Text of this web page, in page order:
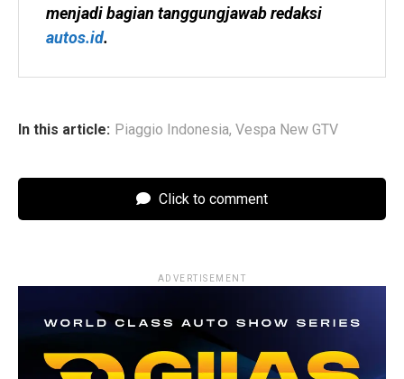
autos.id.
In this article: Piaggio Indonesia, Vespa New GTV
Click to comment
ADVERTISEMENT